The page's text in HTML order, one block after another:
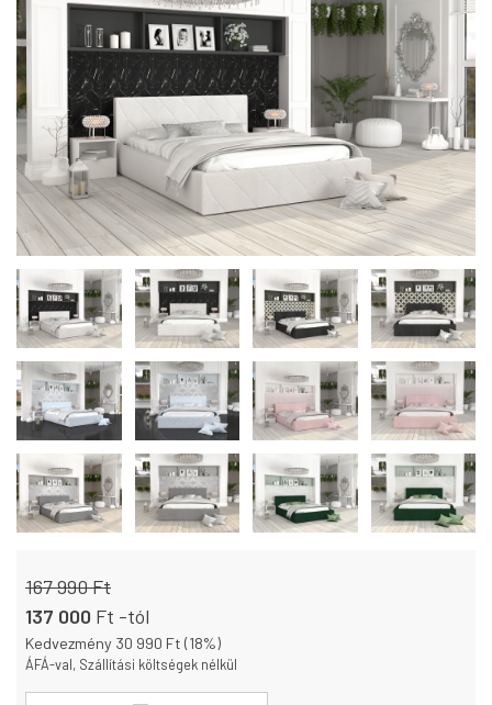
167 990 Ft
137 000 Ft -tól
Kedvezmény 30 990 Ft (18%)
ÁFÁ-val, Szállítási költségek nélkül